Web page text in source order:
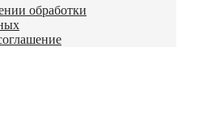
обработки